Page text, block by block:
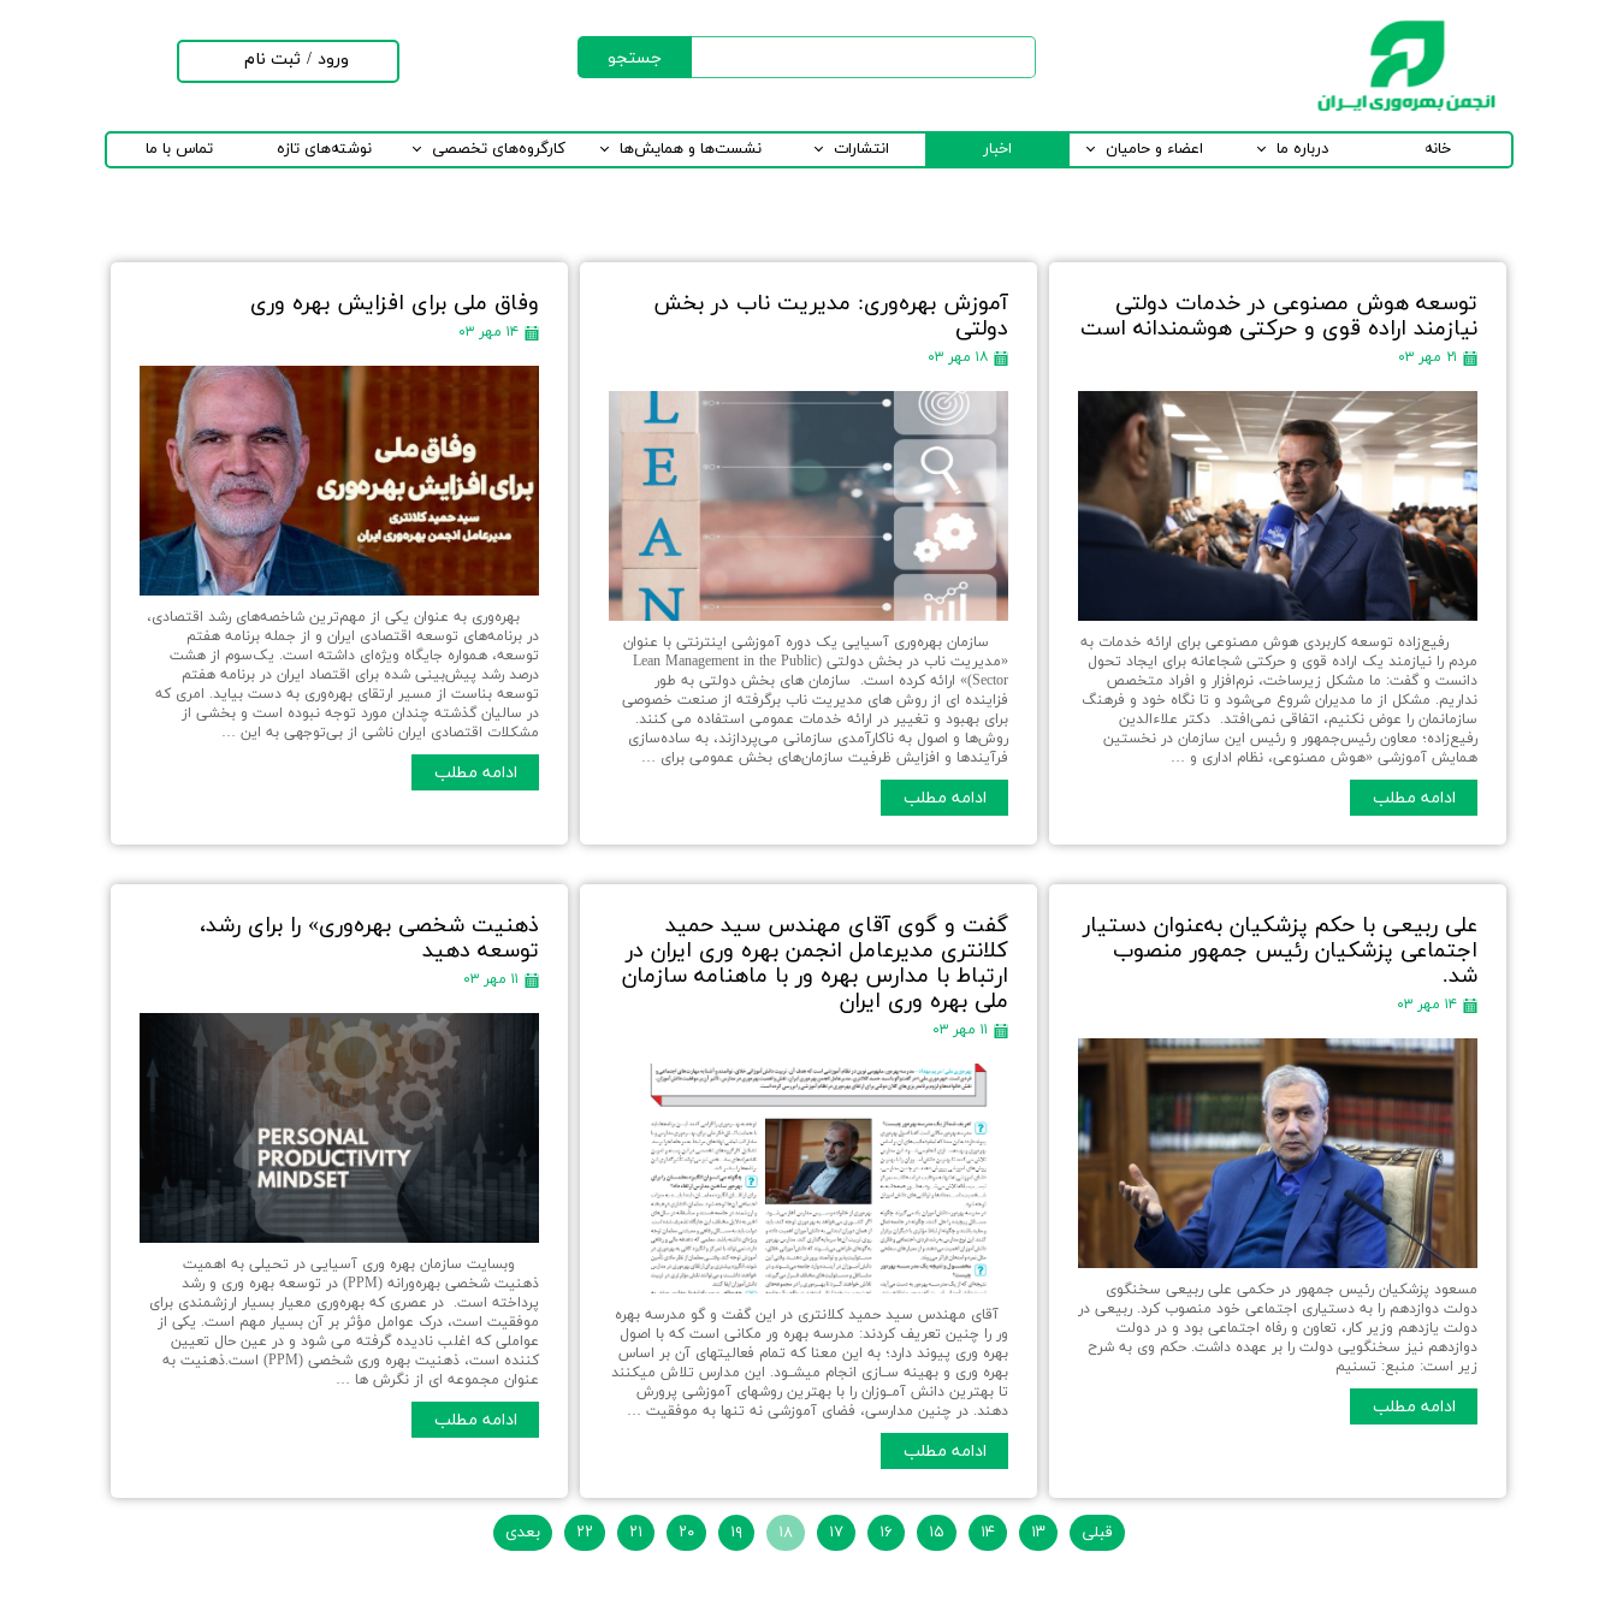
خانه درباره ما اعضاء و حامیان اخبار انتشارات نشست‌ها و همایش‌ها کارگروه‌های تخصصی نوشته‌های تازه تماس با ما
جستجو ورود / ثبت نام
تغییر گذر واژه
کاربری
توسعه هوش مصنوعی در خدمات دولتی
نیازمند اراده قوی و حرکتی هوشمندانه است
۲۱ مهر ۰۳
رفیع‌زاده توسعه کاربردی هوش مصنوعی برای ارائه خدمات به
مردم را نیازمند یک اراده قوی و حرکتی شجاعانه برای ایجاد تحول
دانست و گفت: ما مشکل زیرساخت، نرم‌افزار و افراد متخصص
نداریم. مشکل از ما مدیران شروع می‌شود و تا نگاه خود و فرهنگ
سازمانمان را عوض نکنیم، اتفاقی نمی‌افتد. دکتر علاءالدین
رفیع‌زاده؛ معاون رئیس‌جمهور و رئیس این سازمان در نخستین
همایش آموزشی «هوش مصنوعی، نظام اداری و …
ادامه مطلب
آموزش بهره‌وری: مدیریت ناب در بخش
دولتی
۱۸ مهر ۰۳
سازمان بهره‌وری آسیایی یک دوره آموزشی اینترنتی با عنوان
«مدیریت ناب در بخش دولتی (Lean Management in the Public
Sector)» ارائه کرده است. سازمان های بخش دولتی به طور
فزاینده ای از روش های مدیریت ناب برگرفته از صنعت خصوصی
برای بهبود و تغییر در ارائه خدمات عمومی استفاده می کنند.
روش‌ها و اصول به ناکارآمدی سازمانی می‌پردازند، به ساده‌سازی
فرآیندها و افزایش ظرفیت سازمان‌های بخش عمومی برای …
ادامه مطلب
وفاق ملی برای افزایش بهره وری
۱۴ مهر ۰۳
بهره‌وری به عنوان یکی از مهم‌ترین شاخصه‌های رشد اقتصادی،
در برنامه‌های توسعه اقتصادی ایران و از جمله برنامه هفتم
توسعه، همواره جایگاه ویژه‌ای داشته است. یک‌سوم از هشت
درصد رشد پیش‌بینی شده برای اقتصاد ایران در برنامه هفتم
توسعه بناست از مسیر ارتقای بهره‌وری به دست بیاید. امری که
در سالیان گذشته چندان مورد توجه نبوده است و بخشی از
مشکلات اقتصادی ایران ناشی از بی‌توجهی به این …
ادامه مطلب
علی ربیعی با حکم پزشکیان به‌عنوان دستیار
اجتماعی پزشکیان رئیس جمهور منصوب
شد.
۱۴ مهر ۰۳
مسعود پزشکیان رئیس جمهور در حکمی علی ربیعی سخنگوی
دولت دوازدهم را به دستیاری اجتماعی خود منصوب کرد. ربیعی در
دولت یازدهم وزیر کار، تعاون و رفاه اجتماعی بود و در دولت
دوازدهم نیز سخنگویی دولت را بر عهده داشت. حکم وی به شرح
زیر است: منبع: تسنیم
ادامه مطلب
گفت و گوی آقای مهندس سید حمید
کلانتری مدیرعامل انجمن بهره وری ایران در
ارتباط با مدارس بهره ور با ماهنامه سازمان
ملی بهره وری ایران
۱۱ مهر ۰۳
آقای مهندس سید حمید کلانتری در این گفت و گو مدرسه بهره
ور را چنین تعریف کردند: مدرسه بهره ور مکانی است که با اصول
بهره وری پیوند دارد؛ به این معنا که تمام فعالیتهای آن بر اساس
بهره وری و بهینه ســازی انجام میشــود. این مدارس تلاش میکنند
تا بهترین دانش آمــوزان را با بهترین روشهای آموزشی پرورش
دهند. در چنین مدارسی، فضای آموزشی نه تنها به موفقیت …
ادامه مطلب
ذهنیت شخصی بهره‌وری» را برای رشد،
توسعه دهید
۱۱ مهر ۰۳
وبسایت سازمان بهره وری آسیایی در تحیلی به اهمیت
ذهنیت شخصی بهره‌ورانه (PPM) در توسعه بهره وری و رشد
پرداخته است. در عصری که بهره‌وری معیار بسیار ارزشمندی برای
موفقیت است، درک عوامل مؤثر بر آن بسیار مهم است. یکی از
عواملی که اغلب نادیده گرفته می شود و در عین حال تعیین
کننده است، ذهنیت بهره وری شخصی (PPM) است.ذهنیت به
عنوان مجموعه ای از نگرش ها …
ادامه مطلب
قبلی ۱۳ ۱۴ ۱۵ ۱۶ ۱۷ ۱۸ ۱۹ ۲۰ ۲۱ ۲۲ بعدی